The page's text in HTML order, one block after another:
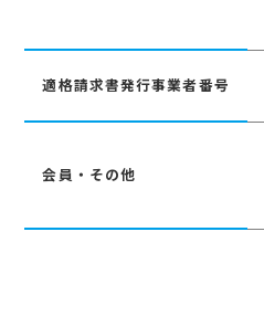
適格請求書発行事業者番号
会員・その他